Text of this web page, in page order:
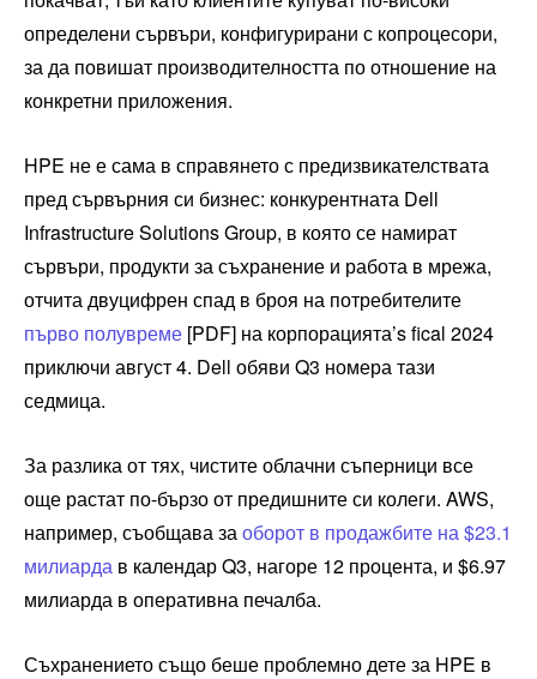
определени сървъри, конфигурирани с копроцесори,
за да повишат производителността по отношение на
конкретни приложения.
HPE не е сама в справянето с предизвикателствата
пред сървърния си бизнес: конкурентната Dell
Infrastructure Solutions Group, в която се намират
сървъри, продукти за съхранение и работа в мрежа,
отчита двуцифрен спад в броя на потребителите
първо полувреме [PDF] на корпорацията’s fical 2024
приключи август 4. Dell обяви Q3 номера тази
седмица.
За разлика от тях, чистите облачни съперници все
още растат по-бързо от предишните си колеги. AWS,
например, съобщава заоборот в продажбите на $23.1
милиарда в календар Q3, нагоре 12 процента, и $6.97
милиарда в оперативна печалба.
Съхранението също беше проблемно дете за HPE в